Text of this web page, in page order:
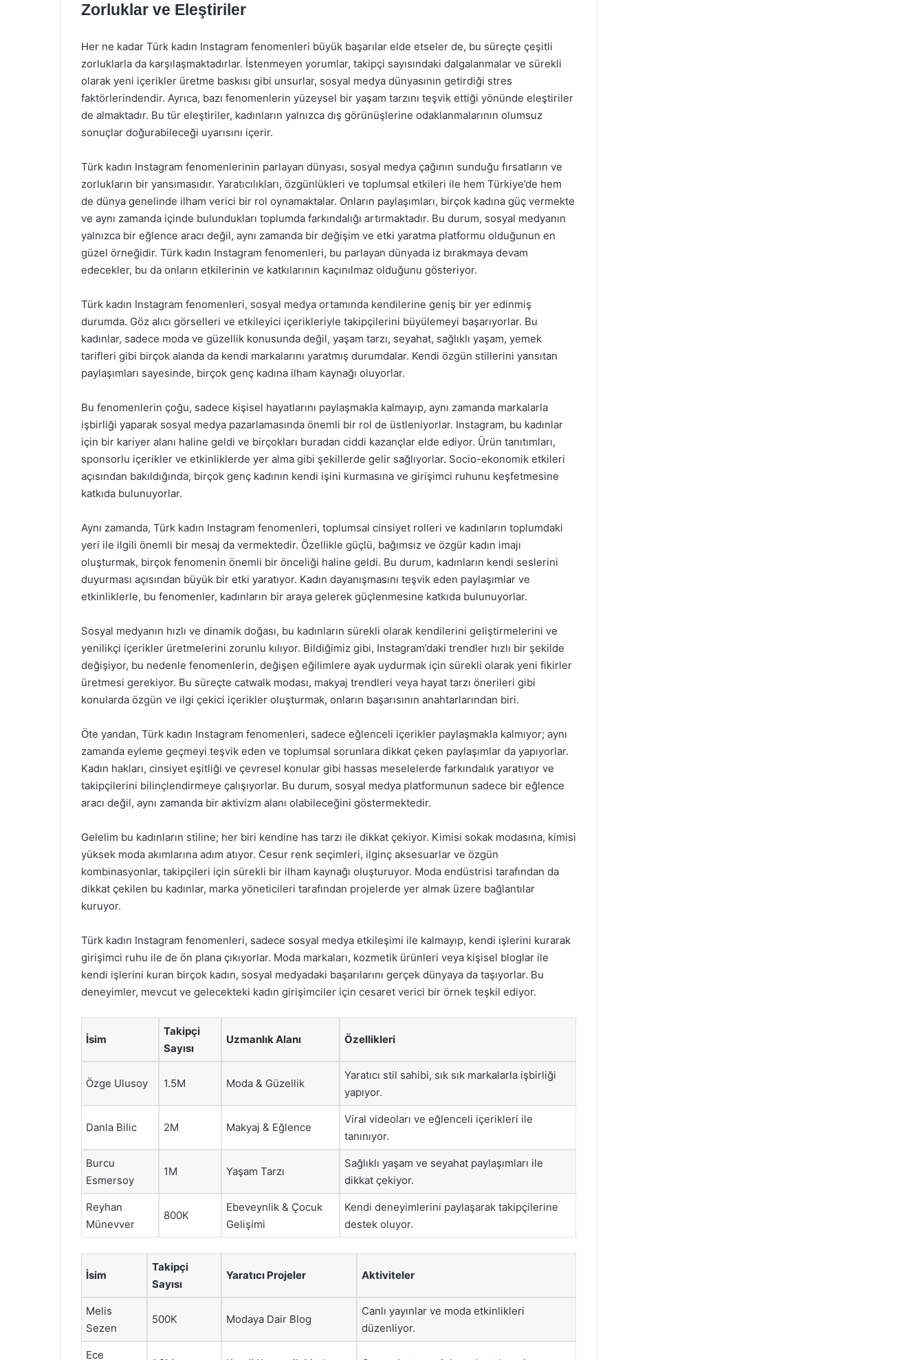
Zorluklar ve Eleştiriler
Her ne kadar Türk kadın Instagram fenomenleri büyük başarılar elde etseler de, bu süreçte çeşitli
zorluklarla da karşılaşmaktadırlar. İstenmeyen yorumlar, takipçi sayısındaki dalgalanmalar ve sürekli
olarak yeni içerikler üretme baskısı gibi unsurlar, sosyal medya dünyasının getirdiği stres
faktörlerindendir. Ayrıca, bazı fenomenlerin yüzeysel bir yaşam tarzını teşvik ettiği yönünde eleştiriler
de almaktadır. Bu tür eleştiriler, kadınların yalnızca dış görünüşlerine odaklanmalarının olumsuz
sonuçlar doğurabileceği uyarısını içerir.
Türk kadın Instagram fenomenlerinin parlayan dünyası, sosyal medya çağının sunduğu fırsatların ve
zorlukların bir yansımasıdır. Yaratıcılıkları, özgünlükleri ve toplumsal etkileri ile hem Türkiye’de hem
de dünya genelinde ilham verici bir rol oynamaktalar. Onların paylaşımları, birçok kadına güç vermekte
ve aynı zamanda içinde bulundukları toplumda farkındalığı artırmaktadır. Bu durum, sosyal medyanın
yalnızca bir eğlence aracı değil, aynı zamanda bir değişim ve etki yaratma platformu olduğunun en
güzel örneğidir. Türk kadın Instagram fenomenleri, bu parlayan dünyada iz bırakmaya devam
edecekler, bu da onların etkilerinin ve katkılarının kaçınılmaz olduğunu gösteriyor.
Türk kadın Instagram fenomenleri, sosyal medya ortamında kendilerine geniş bir yer edinmiş
durumda. Göz alıcı görselleri ve etkileyici içerikleriyle takipçilerini büyülemeyi başarıyorlar. Bu
kadınlar, sadece moda ve güzellik konusunda değil, yaşam tarzı, seyahat, sağlıklı yaşam, yemek
tarifleri gibi birçok alanda da kendi markalarını yaratmış durumdalar. Kendi özgün stillerini yansıtan
paylaşımları sayesinde, birçok genç kadına ilham kaynağı oluyorlar.
Bu fenomenlerin çoğu, sadece kişisel hayatlarını paylaşmakla kalmayıp, aynı zamanda markalarla
işbirliği yaparak sosyal medya pazarlamasında önemli bir rol de üstleniyorlar. Instagram, bu kadınlar
için bir kariyer alanı haline geldi ve birçokları buradan ciddi kazançlar elde ediyor. Ürün tanıtımları,
sponsorlu içerikler ve etkinliklerde yer alma gibi şekillerde gelir sağlıyorlar. Socio-ekonomik etkileri
açısından bakıldığında, birçok genç kadının kendi işini kurmasına ve girişimci ruhunu keşfetmesine
katkıda bulunuyorlar.
Aynı zamanda, Türk kadın Instagram fenomenleri, toplumsal cinsiyet rolleri ve kadınların toplumdaki
yeri ile ilgili önemli bir mesaj da vermektedir. Özellikle güçlü, bağımsız ve özgür kadın imajı
oluşturmak, birçok fenomenin önemli bir önceliği haline geldi. Bu durum, kadınların kendi seslerini
duyurması açısından büyük bir etki yaratıyor. Kadın dayanışmasını teşvik eden paylaşımlar ve
etkinliklerle, bu fenomenler, kadınların bir araya gelerek güçlenmesine katkıda bulunuyorlar.
Sosyal medyanın hızlı ve dinamik doğası, bu kadınların sürekli olarak kendilerini geliştirmelerini ve
yenilikçi içerikler üretmelerini zorunlu kılıyor. Bildiğimiz gibi, Instagram’daki trendler hızlı bir şekilde
değişiyor, bu nedenle fenomenlerin, değişen eğilimlere ayak uydurmak için sürekli olarak yeni fikirler
üretmesi gerekiyor. Bu süreçte catwalk modası, makyaj trendleri veya hayat tarzı önerileri gibi
konularda özgün ve ilgi çekici içerikler oluşturmak, onların başarısının anahtarlarından biri.
Öte yandan, Türk kadın Instagram fenomenleri, sadece eğlenceli içerikler paylaşmakla kalmıyor; aynı
zamanda eyleme geçmeyi teşvik eden ve toplumsal sorunlara dikkat çeken paylaşımlar da yapıyorlar.
Kadın hakları, cinsiyet eşitliği ve çevresel konular gibi hassas meselelerde farkındalık yaratıyor ve
takipçilerini bilinçlendirmeye çalışıyorlar. Bu durum, sosyal medya platformunun sadece bir eğlence
aracı değil, aynı zamanda bir aktivizm alanı olabileceğini göstermektedir.
Gelelim bu kadınların stiline; her biri kendine has tarzı ile dikkat çekiyor. Kimisi sokak modasına, kimisi
yüksek moda akımlarına adım atıyor. Cesur renk seçimleri, ilginç aksesuarlar ve özgün
kombinasyonlar, takipçileri için sürekli bir ilham kaynağı oluşturuyor. Moda endüstrisi tarafından da
dikkat çekilen bu kadınlar, marka yöneticileri tarafından projelerde yer almak üzere bağlantılar
kuruyor.
Türk kadın Instagram fenomenleri, sadece sosyal medya etkileşimi ile kalmayıp, kendi işlerini kurarak
girişimci ruhu ile de ön plana çıkıyorlar. Moda markaları, kozmetik ürünleri veya kişisel bloglar ile
kendi işlerini kuran birçok kadın, sosyal medyadaki başarılarını gerçek dünyaya da taşıyorlar. Bu
deneyimler, mevcut ve gelecekteki kadın girişimciler için cesaret verici bir örnek teşkil ediyor.
İsim
Takipçi
Sayısı
Uzmanlık Alanı Özellikleri
Özge Ulusoy 1.5M Moda & Güzellik
Yaratıcı stil sahibi, sık sık markalarla işbirliği
yapıyor.
Danla Bilic 2M Makyaj & Eğlence
Viral videoları ve eğlenceli içerikleri ile
tanınıyor.
Burcu
Esmersoy
1M Yaşam Tarzı
Sağlıklı yaşam ve seyahat paylaşımları ile
dikkat çekiyor.
Reyhan
Münevver
800K
Ebeveynlik & Çocuk
Gelişimi
Kendi deneyimlerini paylaşarak takipçilerine
destek oluyor.
İsim
Takipçi
Sayısı
Yaratıcı Projeler Aktiviteler
Melis
Sezen
500K Modaya Dair Blog
Canlı yayınlar ve moda etkinlikleri
düzenliyor.
Ece